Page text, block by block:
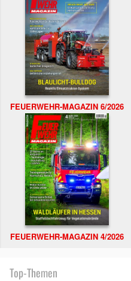
FEUERWEHR-MAGAZIN 6/2026
FEUERWEHR-MAGAZIN 4/2026
Top-Themen